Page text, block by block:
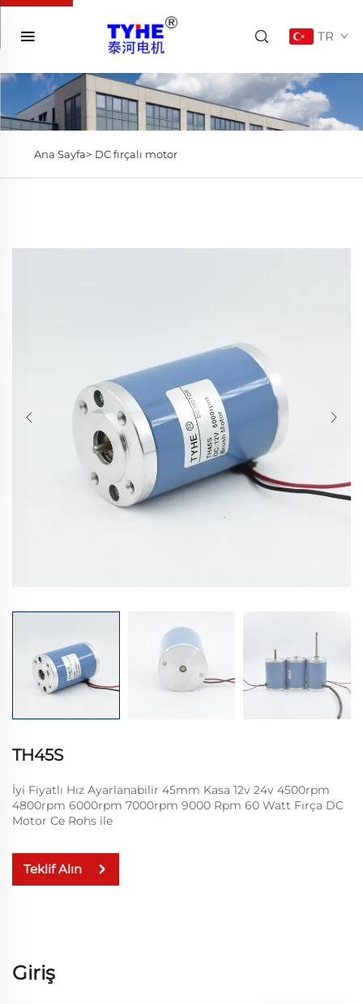
TR
Ana Sayfa> DC fırçalı motor
TH45S
İyi Fiyatlı Hız Ayarlanabilir 45mm Kasa 12v 24v 4500rpm
4800rpm 6000rpm 7000rpm 9000 Rpm 60 Watt Fırça DC
Motor Ce Rohs ile
Teklif Alın
Giriş